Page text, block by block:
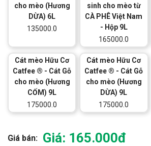
cho mèo (Hương
DỪA) 6L
135000.0
sinh cho mèo từ
CÀ PHÊ Việt Nam
- Hộp 9L
165000.0
Cát mèo Hữu Cơ
Catfee ® - Cát Gỗ
cho mèo (Hương
CỐM) 9L
175000.0
Cát mèo Hữu Cơ
Catfee ® - Cát Gỗ
cho mèo (Hương
DỪA) 9L
175000.0
Giá bán: Giá: 165.000đ